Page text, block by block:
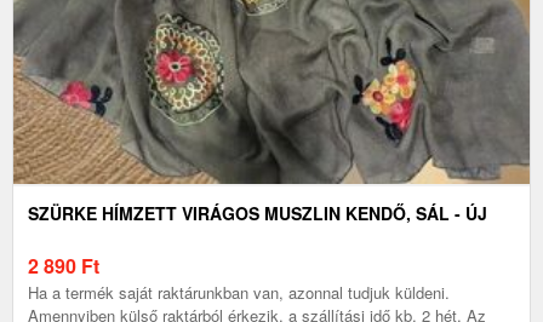
SZÜRKE HÍMZETT VIRÁGOS MUSZLIN KENDŐ, SÁL - ÚJ
2 890 Ft
Ha a termék saját raktárunkban van, azonnal tudjuk küldeni.
Amennyiben külső raktárból érkezik, a szállítási idő kb. 2 hét. Az